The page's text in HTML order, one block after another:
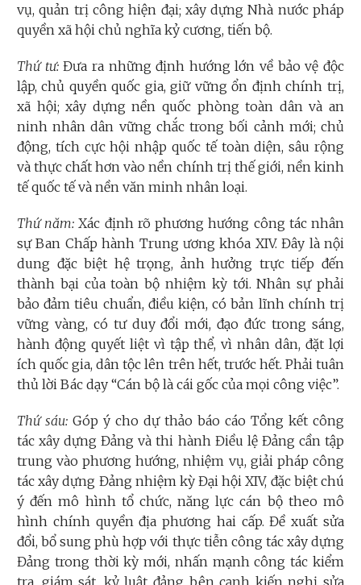
vụ, quản trị công hiện đại; xây dựng Nhà nước pháp
quyền xã hội chủ nghĩa kỷ cương, tiến bộ.
Thứ tư:Đưa ra những định hướng lớn về bảo vệ độc
lập, chủ quyền quốc gia, giữ vững ổn định chính trị,
xã hội; xây dựng nền quốc phòng toàn dân và an
ninh nhân dân vững chắc trong bối cảnh mới; chủ
động, tích cực hội nhập quốc tế toàn diện, sâu rộng
và thực chất hơn vào nền chính trị thế giới, nền kinh
tế quốc tế và nền văn minh nhân loại.
Thứ năm:Xác định rõ phương hướng công tác nhân
sự Ban Chấp hành Trung ương khóa XIV. Đây là nội
dung đặc biệt hệ trọng, ảnh hưởng trực tiếp đến
thành bại của toàn bộ nhiệm kỳ tới. Nhân sự phải
bảo đảm tiêu chuẩn, điều kiện, có bản lĩnh chính trị
vững vàng, có tư duy đổi mới, đạo đức trong sáng,
hành động quyết liệt vì tập thể, vì nhân dân, đặt lợi
ích quốc gia, dân tộc lên trên hết, trước hết. Phải tuân
thủ lời Bác dạy “Cán bộ là cái gốc của mọi công việc”.
Thứ sáu: Góp ý cho dự thảo báo cáo Tổng kết công
tác xây dựng Đảng và thi hành Điều lệ Đảng cần tập
trung vào phương hướng, nhiệm vụ, giải pháp công
tác xây dựng Đảng nhiệm kỳ Đại hội XIV, đặc biệt chú
ý đến mô hình tổ chức, năng lực cán bộ theo mô
hình chính quyền địa phương hai cấp. Đề xuất sửa
đổi, bổ sung phù hợp với thực tiễn công tác xây dựng
Đảng trong thời kỳ mới, nhấn mạnh công tác kiểm
tra, giám sát, kỷ luật đảng bên cạnh kiến nghị sửa